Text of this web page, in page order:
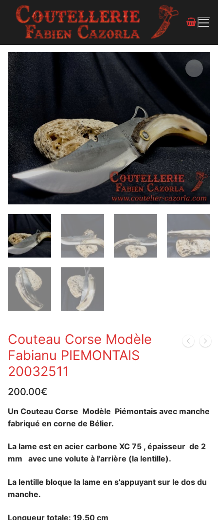
Couteau Corse Modèle
Fabianu PIEMONTAIS
20032511
200.00€
Un Couteau Corse Modèle Piémontais avec manche
fabriqué en corne de Bélier.
La lame est en acier carbone XC 75 , épaisseur de 2
mm avec une volute à l’arrière (la lentille).
La lentille bloque la lame en s’appuyant sur le dos du
manche.
Longueur totale: 19.50 cm